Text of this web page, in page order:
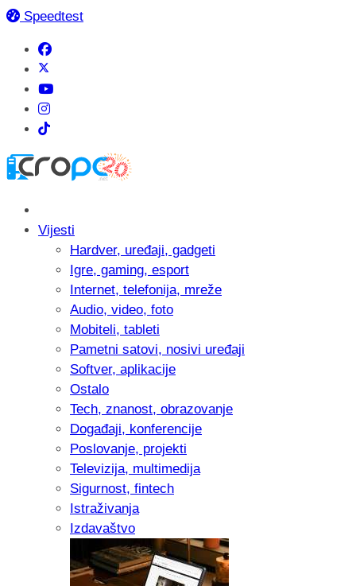
Speedtest
Vijesti
Hardver, uređaji, gadgeti
Igre, gaming, esport
Internet, telefonija, mreže
Audio, video, foto
Mobiteli, tableti
Pametni satovi, nosivi uređaji
Softver, aplikacije
Ostalo
Tech, znanost, obrazovanje
Događaji, konferencije
Poslovanje, projekti
Televizija, multimedija
Sigurnost, fintech
Istraživanja
Izdavaštvo